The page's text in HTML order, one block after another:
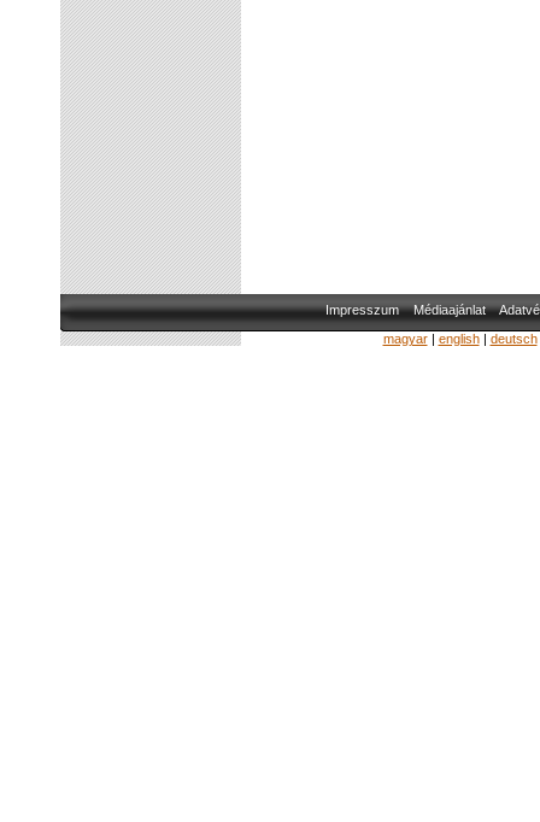
Impresszum Médiaajánlat
magyar| english| deutsch